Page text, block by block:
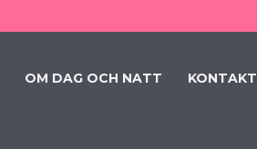
OM DAG OCH NATT KONTAKT